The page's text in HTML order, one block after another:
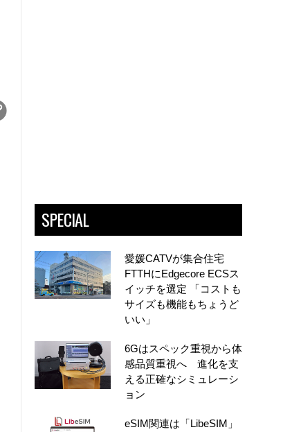
SPECIAL
愛媛CATVが集合住宅
FTTHにEdgecore ECSス
イッチを選定 「コストも
サイズも機能もちょうど
いい」
6Gはスペック重視から体
感品質重視へ 進化を支
える正確なシミュレーシ
ョン
eSIM関連は「LibeSIM」